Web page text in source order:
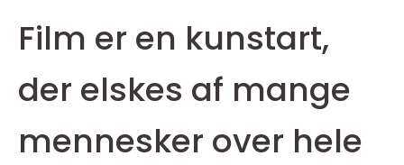
Film er en kunstart,
der elskes af mange
mennesker over hele